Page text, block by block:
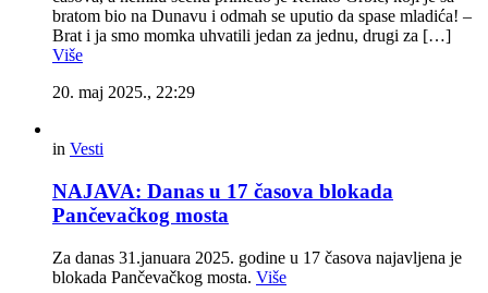
bratom bio na Dunavu i odmah se uputio da spase mladića! –
Brat i ja smo momka uhvatili jedan za jednu, drugi za […]
Više
20. maj 2025., 22:29
in Vesti
NAJAVA: Danas u 17 časova blokada
Pančevačkog mosta
Za danas 31.januara 2025. godine u 17 časova najavljena je
blokada Pančevačkog mosta. Više